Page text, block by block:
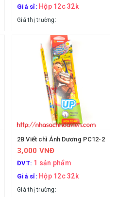
Giá sỉ: Hộp 12c 32k
Giá thị trường:
2B Viết chì Ánh Dương PC12-2
3,000 VNĐ
ĐVT: 1 sản phẩm
Giá sỉ: Hộp 12c 32k
Giá thị trường: